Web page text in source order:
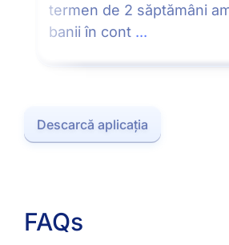
termen de 2 săptămâni
banii în cont ...
Descarcă aplicația
FAQs